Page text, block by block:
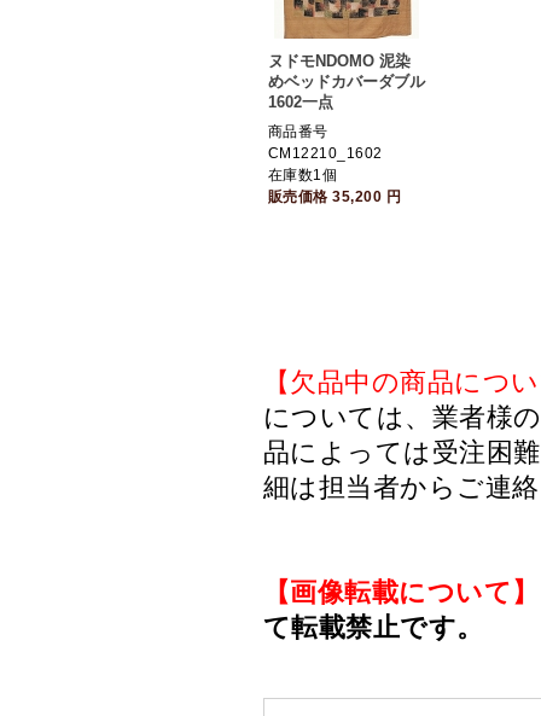
ヌドモNDOMO 泥染
めベッドカバーダブル
1602一点
商品番号
CM12210_1602
在庫数1個
販売価格35,200 円
【欠品中の商品につ
については、業者様
品によっては受注困
細は担当者からご連
【画像転載について】
て転載禁止です。